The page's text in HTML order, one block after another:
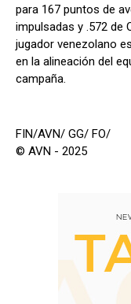
para 167 puntos de
impulsadas y .572 de
jugador venezolano
en la alineación del
campaña.
FIN/AVN/ GG/ FO/
© AVN - 2025